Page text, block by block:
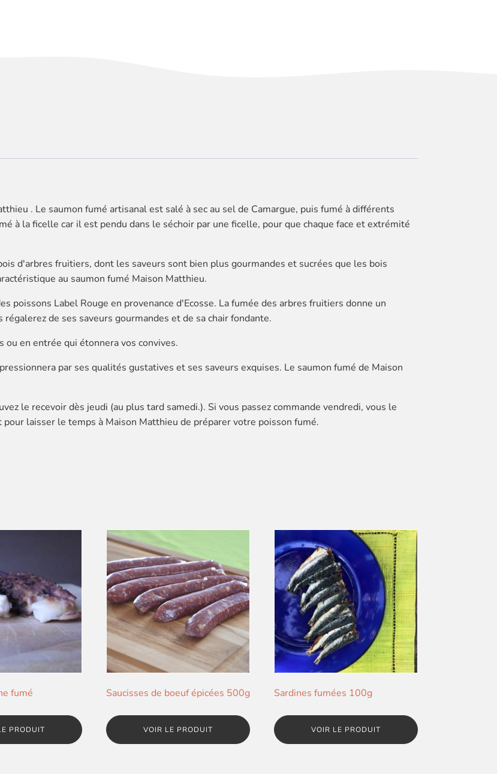
. Le saumon fumé artisanal est salé à sec au sel de Camargue, puis fumé à différents
à la ficelle car il est pendu dans le séchoir par une ficelle, pour que chaque face et extrémité
d'arbres fruitiers, dont les saveurs sont bien plus gourmandes et sucrées que les bois
au saumon fumé Maison Matthieu.
poissons Label Rouge en provenance d'Ecosse. La fumée des arbres fruitiers donne un
de ses saveurs gourmandes et de sa chair fondante.
ou en entrée qui étonnera vos convives.
par ses qualités gustatives et ses saveurs exquises. Le saumon fumé de Maison
le recevoir dès jeudi (au plus tard samedi.). Si vous passez commande vendredi, vous le
laisser le temps à Maison Matthieu de préparer votre poisson fumé.
fumé
PRODUIT
Saucisses de boeuf épicées 500g
VOIR LE PRODUIT
Sardines fumées 100g
VOIR LE PRODUIT